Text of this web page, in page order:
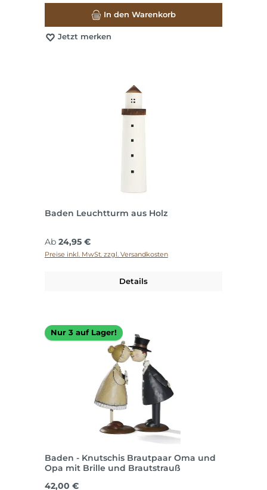
In den Warenkorb
Jetzt merken
Baden Leuchtturm aus Holz
Regulärer Preis:
Ab 24,95 €
Preise inkl. MwSt. zzgl. Versandkosten
Details
Nur 3 auf Lager!
Baden - Knutschis Brautpaar Oma und
Opa mit Brille und Brautstrauß
Regulärer Preis:
42,00 €